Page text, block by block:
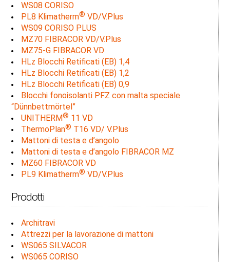
WS08 CORISO
PL8 Klimatherm® VD/V.Plus
WS09 CORISO PLUS
MZ70 FIBRACOR VD/V.Plus
MZ75-G FIBRACOR VD
HLz Blocchi Retificati (EB) 1,4
HLz Blocchi Retificati (EB) 1,2
HLz Blocchi Retificati (EB) 0,9
Blocchi fonoisolanti PFZ con malta speciale
“Dünnbettmörtel”
UNITHERM® 11 VD
ThermoPlan® T16 VD/ V.Plus
Mattoni di testa e d’angolo
Mattoni di testa e d’angolo FIBRACOR MZ
MZ60 FIBRACOR VD
PL9 Klimatherm® VD/V.Plus
Prodotti
Architravi
Attrezzi per la lavorazione di mattoni
WS065 SILVACOR
WS065 CORISO